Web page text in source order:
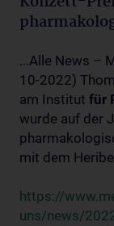
...Alle News –
10-2022)
am Institut für
wurde auf der
mit dem
https://
uns/news/